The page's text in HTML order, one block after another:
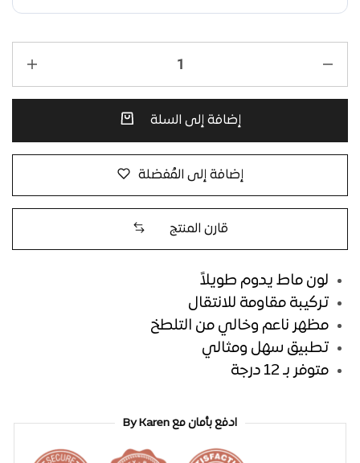
إضافة إلى السلة
إضافة إلى المُفضلة
قارن المنتج
لون ماط يدوم طويلاً
تركيبة مقاومة للانتقال
مظهر ناعم وخالي من التلطخ
تطبيق سهل ومثالي
متوفر بـ 12 درجة
ادفع بأمان مع By Karen